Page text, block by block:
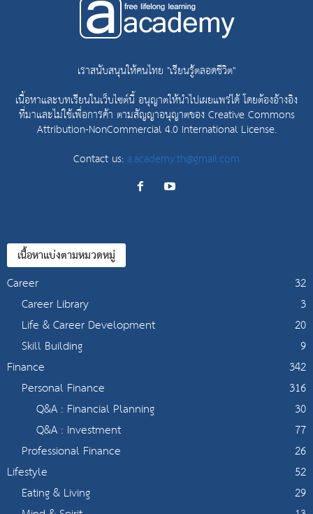
เราสนับสนุนให้คนไทย "เรียนรู้ตลอดชีวิต"
เนื้อหาและบทเรียนในเว็บไซต์นี้ อนุญาตให้นำไปเผยแพร่ได้ โดยต้องอ้างอิง
ที่มาและไม่ใช้เพื่อการค้า ตามสัญญาอนุญาตของ Creative Commons
Attribution-NonCommercial 4.0 International License.
Contact us:a.academy.th@gmail.com
เนื้อหาแบ่งตามหมวดหมู่
Career
32
Career Library
3
Life & Career Development
20
Skill Building
9
Finance
342
Personal Finance
316
Q&A : Financial Planning
30
Q&A : Investment
77
Professional Finance
26
Lifestyle
52
Eating & Living
29